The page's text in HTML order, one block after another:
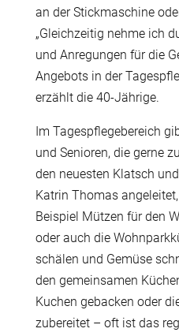
an der Stickmaschine
„Gleichzeitig nehme ich
und Anregungen für die
Angebots in der
erzählt die 40-Jährige.
Im Tagespflegebereich
und Senioren, die gerne
den neuesten Klatsch
Katrin Thomas
Beispiel Mützen für den
oder auch die
schälen und Gemüse
den gemeinsamen
Kuchen gebacken oder
zubereitet – oft ist das